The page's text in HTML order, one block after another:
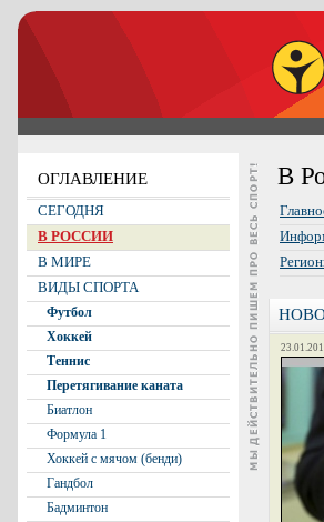
ОГЛАВЛЕНИЕ
СЕГОДНЯ
В РОССИИ
В МИРЕ
ВИДЫ СПОРТА
Футбол
Хоккей
Теннис
Перетягивание каната
Биатлон
Формула 1
Хоккей с мячом (бенди)
Гандбол
Бадминтон
В